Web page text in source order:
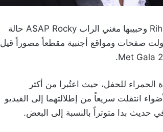
أثار مقطع فيديو جمع النجمة العالمية Rihanna وحبيبها مغني الراب A$AP Rocky حالة
صفحات ومواقع أجنبية مقطعاً مصوراً قيل
للحفل، حيث اعتُبرا من أكثر
انتقلت سريعاً من إطلالتهما إلى الفيديو